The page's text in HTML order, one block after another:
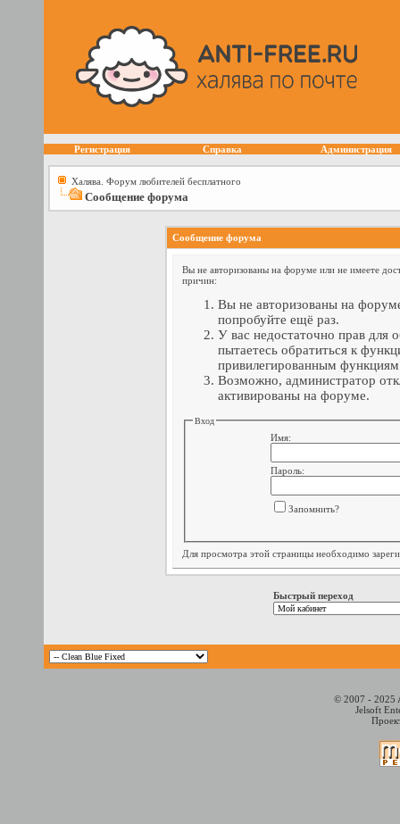
Регистрация Справка Администрация
Халява. Форум любителей бесплатного
Сообщение форума
Сообщение форума
Вы не авторизованы на форуме или не имеете
причин:
Вы не авторизованы на
попробуйте ещё раз.
У вас недостаточно прав для
пытаетесь обратиться к
привилегированным
Возможно, администратор
активированы на форуме.
Вход
Имя:
Пароль:
Запомнить?
Для просмотра этой страницы необходимо
Быстрый переход
© 2007 - 2025
Jelsoft